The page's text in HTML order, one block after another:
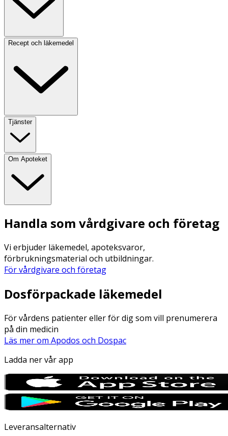
Recept och läkemedel
Tjänster
Om Apoteket
Handla som vårdgivare och företag
Vi erbjuder läkemedel, apoteksvaror,
förbrukningsmaterial och utbildningar.
För vårdgivare och företag
Dosförpackade läkemedel
För vårdens patienter eller för dig som vill prenumerera
på din medicin
Läs mer om Apodos och Dospac
Ladda ner vår app
Leveransalternativ